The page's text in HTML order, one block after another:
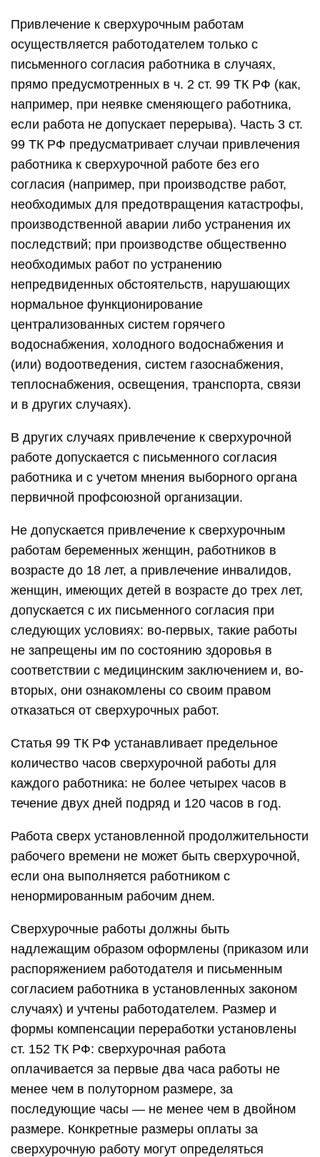
Привлечение к сверхурочным работам
осуществляется работодателем только с
письменного согласия работника в случаях,
прямо предусмотренных в ч. 2 ст. 99 ТК РФ (как,
например, при неявке сменяющего работника,
если работа не допускает перерыва). Часть 3 ст.
99 ТК РФ предусматривает случаи привлечения
работника к сверхурочной работе без его
согласия (например, при производстве работ,
необходимых для предотвращения катастрофы,
производственной аварии либо устранения их
последствий; при производстве общественно
необходимых работ по устранению
непредвиденных обстоятельств, нарушающих
нормальное функционирование
централизованных систем горячего
водоснабжения, холодного водоснабжения и
(или) водоотведения, систем газоснабжения,
теплоснабжения, освещения, транспорта, связи
и в других случаях).
В других случаях привлечение к сверхурочной
работе допускается с письменного согласия
работника и с учетом мнения выборного органа
первичной профсоюзной организации.
Не допускается привлечение к сверхурочным
работам беременных женщин, работников в
возрасте до 18 лет, а привлечение инвалидов,
женщин, имеющих детей в возрасте до трех лет,
допускается с их письменного согласия при
следующих условиях: во-первых, такие работы
не запрещены им по состоянию здоровья в
соответствии с медицинским заключением и, во-
вторых, они ознакомлены со своим правом
отказаться от сверхурочных работ.
Статья 99 ТК РФ устанавливает предельное
количество часов сверхурочной работы для
каждого работника: не более четырех часов в
течение двух дней подряд и 120 часов в год.
Работа сверх установленной продолжительности
рабочего времени не может быть сверхурочной,
если она выполняется работником с
ненормированным рабочим днем.
Сверхурочные работы должны быть
надлежащим образом оформлены (приказом или
распоряжением работодателя и письменным
согласием работника в установленных законом
случаях) и учтены работодателем. Размер и
формы компенсации переработки установлены
ст. 152 ТК РФ: сверхурочная работа
оплачивается за первые два часа работы не
менее чем в полуторном размере, за
последующие часы — не менее чем в двойном
размере. Конкретные размеры оплаты за
сверхурочную работу могут определяться